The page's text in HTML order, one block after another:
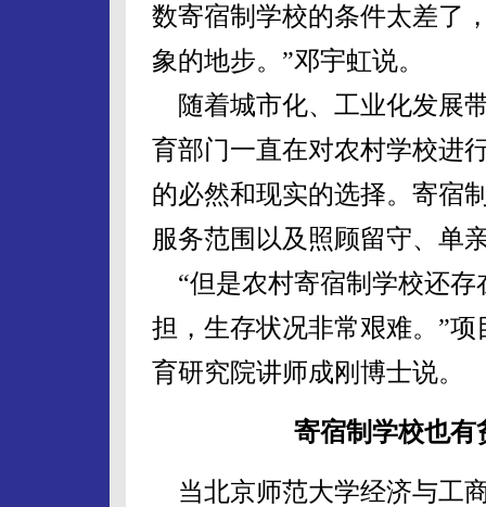
数寄宿制学校的条件太差了
象的地步。”邓宇虹说。
随着城市化、工业化发展
育部门一直在对农村学校进
的必然和现实的选择。寄宿
服务范围以及照顾留守、单
“但是农村寄宿制学校还存
担，生存状况非常艰难。”
育研究院讲师成刚博士说。
寄宿制学校也有
当北京师范大学经济与工